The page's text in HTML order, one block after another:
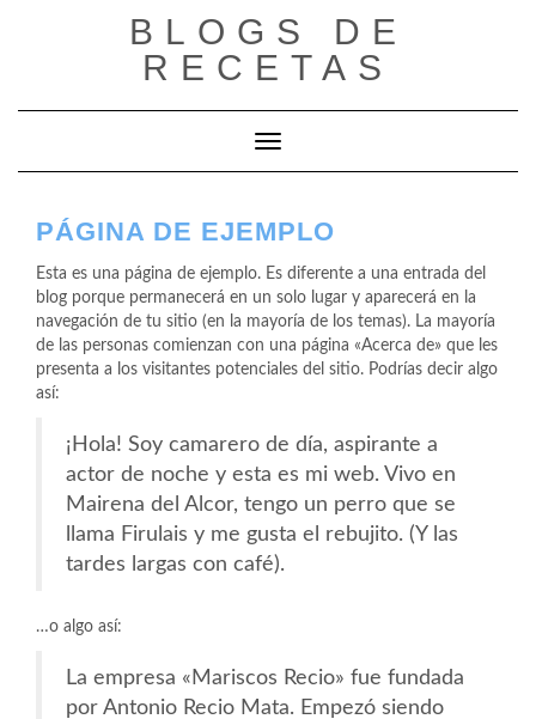
BLOGS DE
RECETAS
Cambiar modo de navegación
PÁGINA DE EJEMPLO
Esta es una página de ejemplo. Es diferente a una entrada del
blog porque permanecerá en un solo lugar y aparecerá en la
navegación de tu sitio (en la mayoría de los temas). La mayoría
de las personas comienzan con una página «Acerca de» que les
presenta a los visitantes potenciales del sitio. Podrías decir algo
así:
¡Hola! Soy camarero de día, aspirante a
actor de noche y esta es mi web. Vivo en
Mairena del Alcor, tengo un perro que se
llama Firulais y me gusta el rebujito. (Y las
tardes largas con café).
…o algo así:
La empresa «Mariscos Recio» fue fundada
por Antonio Recio Mata. Empezó siendo